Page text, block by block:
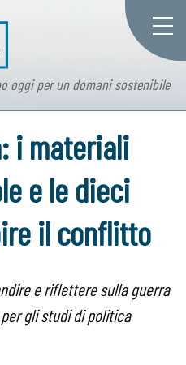
oggi per un domani sostenibile
i materiali
e le dieci
il conflitto
e riflettere sulla guerra
gli studi di politica